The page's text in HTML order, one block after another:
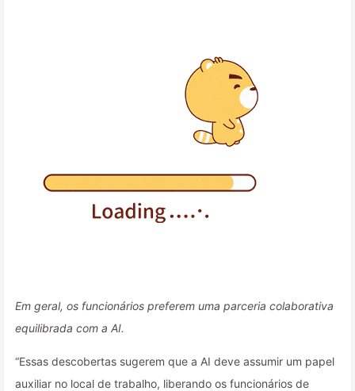
Em geral, os funcionários preferem uma parceria colaborativa
equilibrada com a AI.
“Essas descobertas sugerem que a AI deve assumir um papel
auxiliar no local de trabalho, liberando os funcionários de